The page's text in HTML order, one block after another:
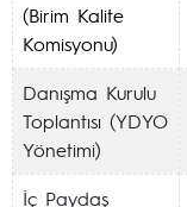
(Birim Kalite
Komisyonu)
Danışma Kurulu
Toplantısı (YDYO
Yönetimi)
İç Paydaş